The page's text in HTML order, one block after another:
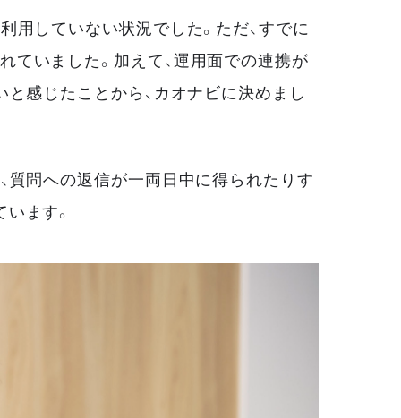
用していない状況でした。ただ、すでに
いました。加えて、運用面での連携が
感じたことから、カオナビに決めまし
質問への返信が一両日中に得られたりす
ます。